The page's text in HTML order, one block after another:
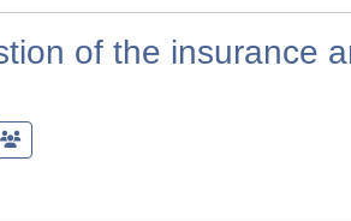
of the insurance